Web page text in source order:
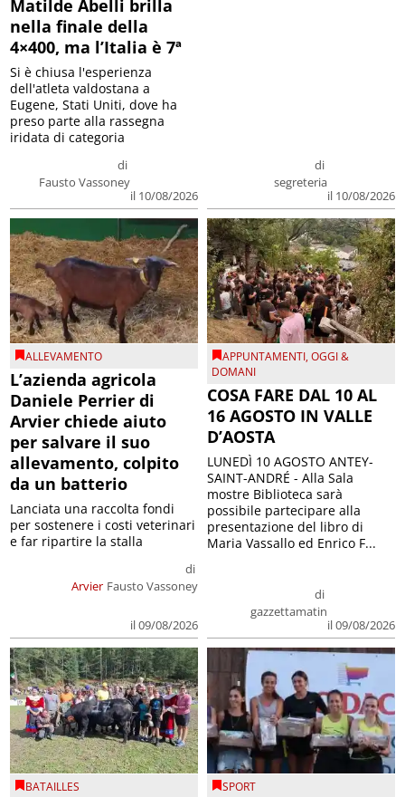
Matilde Abelli brilla
nella finale della
4×400, ma l’Italia è 7ª
di
Fausto Vassoney
il 10/08/2026
Si è chiusa l'esperienza
dell'atleta valdostana a
Eugene, Stati Uniti, dove ha
preso parte alla rassegna
iridata di categoria
di
segreteria
il 10/08/2026
ALLEVAMENTO
L’azienda agricola
Daniele Perrier di
Arvier chiede aiuto
per salvare il suo
allevamento, colpito
da un batterio
Arvier
di
Fausto Vassoney
il 09/08/2026
Lanciata una raccolta fondi
per sostenere i costi veterinari
e far ripartire la stalla
APPUNTAMENTI,OGGI &
DOMANI
COSA FARE DAL 10 AL
16 AGOSTO IN VALLE
D’AOSTA
di
gazzettamatin
il 09/08/2026
LUNEDÌ 10 AGOSTO ANTEY-
SAINT-ANDRÉ - Alla Sala
mostre Biblioteca sarà
possibile partecipare alla
presentazione del libro di
Maria Vassallo ed Enrico F...
BATAILLES SPORT